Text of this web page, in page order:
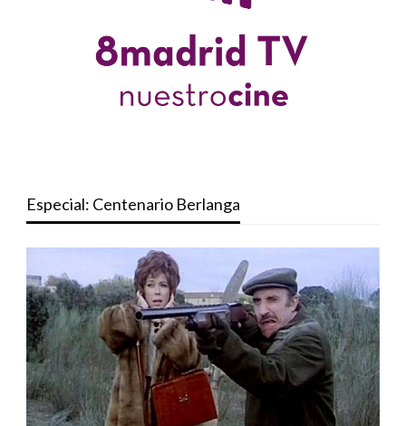
Especial: Centenario Berlanga